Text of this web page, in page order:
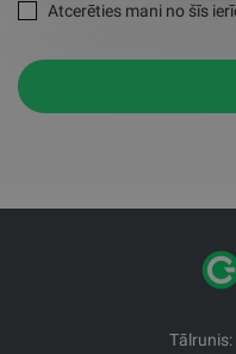
Atcerēties mani no šīs